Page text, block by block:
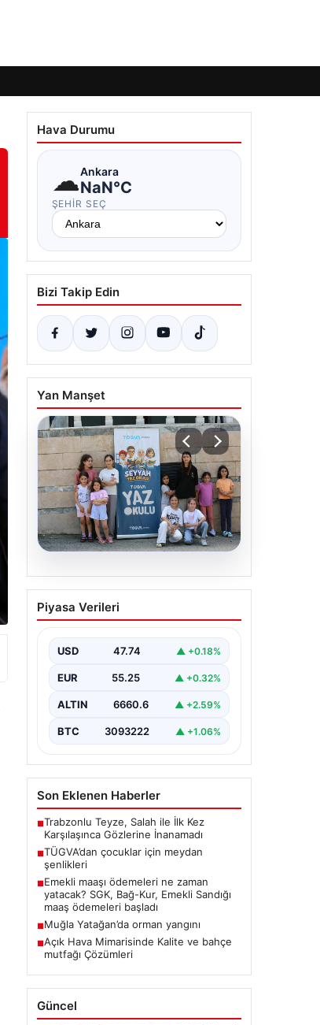
Hava Durumu
☁Ankara
NaN°C
ŞEHIR SEÇ
Bizi Takip Edin
Yan Manşet
06.08.2026
TÜGVA’dan çocuklar için
meydan şenlikleri
Piyasa Verileri
USD 47.74 ▲ +0.18%
EUR 55.25 ▲ +0.32%
ALTIN 6660.6 ▲ +2.59%
BTC 3093222 ▲ +1.06%
Son Eklenen Haberler
■Trabzonlu Teyze, Salah ile İlk Kez
Karşılaşınca Gözlerine İnanamadı
■TÜGVA’dan çocuklar için meydan
şenlikleri
■Emekli maaşı ödemeleri ne zaman
yatacak? SGK, Bağ-Kur, Emekli Sandığı
maaş ödemeleri başladı
■Muğla Yatağan’da orman yangını
■Açık Hava Mimarisinde Kalite ve bahçe
mutfağı Çözümleri
Güncel